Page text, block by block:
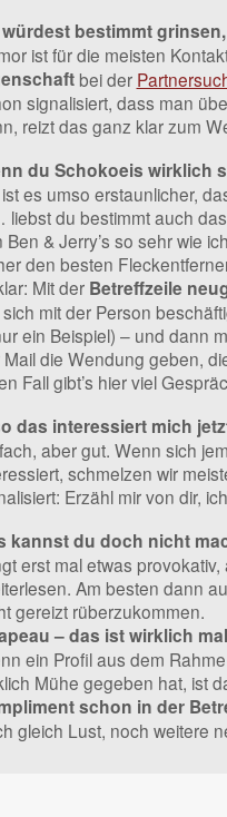
würdest bestimmt
ist für die meisten
bei der
signalisiert, dass man
reizt das ganz klar zum
du Schokoeis wirklich
es umso erstaunlicher,
liebst du bestimmt auch
Ben & Jerry’s so sehr wie
den besten
Mit der Betreffzeile
mit der Person
ein Beispiel) – und dann
die Wendung geben,
Fall gibt’s hier viel
das interessiert mich
aber gut. Wenn sich
schmelzen wir
Erzähl mir von dir,
kannst du doch nicht
erst mal etwas
Am besten dann
gereizt rüberzukommen.
– das ist wirklich
ein Profil aus dem
Mühe gegeben hat, ist
schon in der
gleich Lust, noch weitere